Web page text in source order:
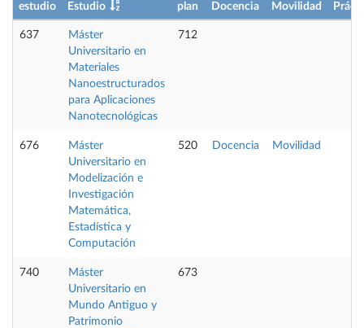
estudio
Estudio
plan
Docencia Movilidad
637
Máster
Universitario en
Materiales
Nanoestructurados
para Aplicaciones
Nanotecnológicas
712
676
Máster
Universitario en
Modelización e
Investigación
Matemática,
Estadística y
Computación
520 Docencia Movilidad
740
Máster
Universitario en
Mundo Antiguo y
Patrimonio
673